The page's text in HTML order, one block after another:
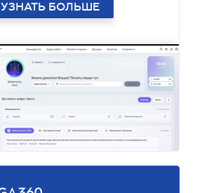
УЗНАТЬ БОЛЬШЕ